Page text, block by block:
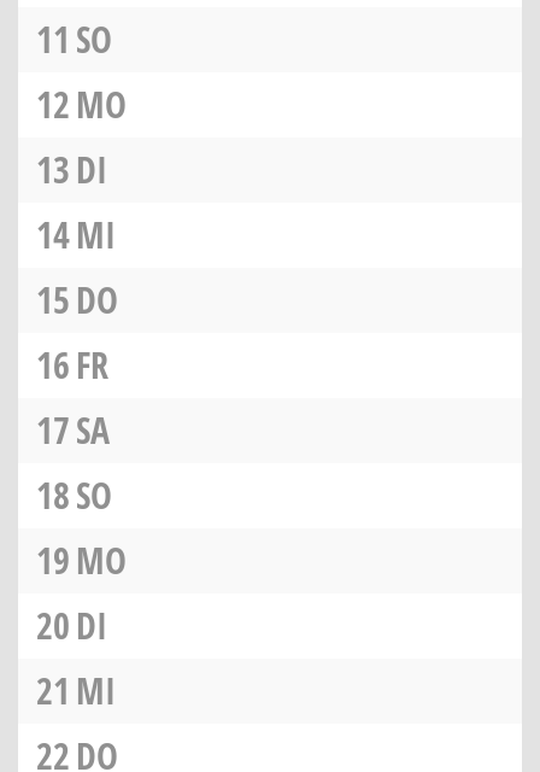
11 SO
12MO
13DI
14MI
15DO
16FR
17SA
18SO
19MO
20DI
21 MI
22DO